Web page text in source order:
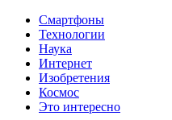
Смартфоны
Технологии
Наука
Интернет
Изобретения
Космос
Это интересно